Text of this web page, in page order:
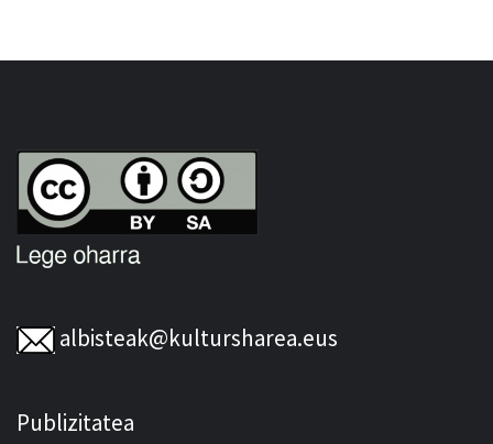
albisteak@kultursharea.eus
Publizitatea